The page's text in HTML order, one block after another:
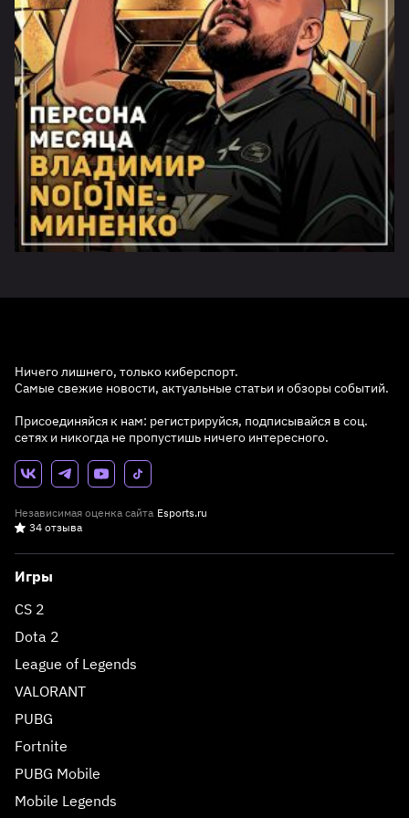
Ничего лишнего, только киберспорт.
Самые свежие новости, актуальные статьи и обзоры событий.
Присоединяйся к нам: регистрируйся, подписывайся в соц.
сетях и никогда не пропустишь ничего интересного.
Независимая оценка сайта Esports.ru
34 отзыва
Игры
CS 2
Dota 2
League of Legends
VALORANT
PUBG
Fortnite
PUBG Mobile
Mobile Legends